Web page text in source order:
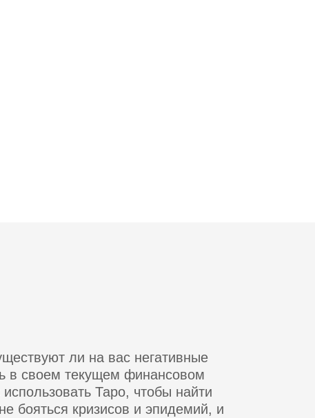
ли на вас негативные
в своем текущем финансовом
Таро, чтобы найти
бояться кризисов и эпидемий, и